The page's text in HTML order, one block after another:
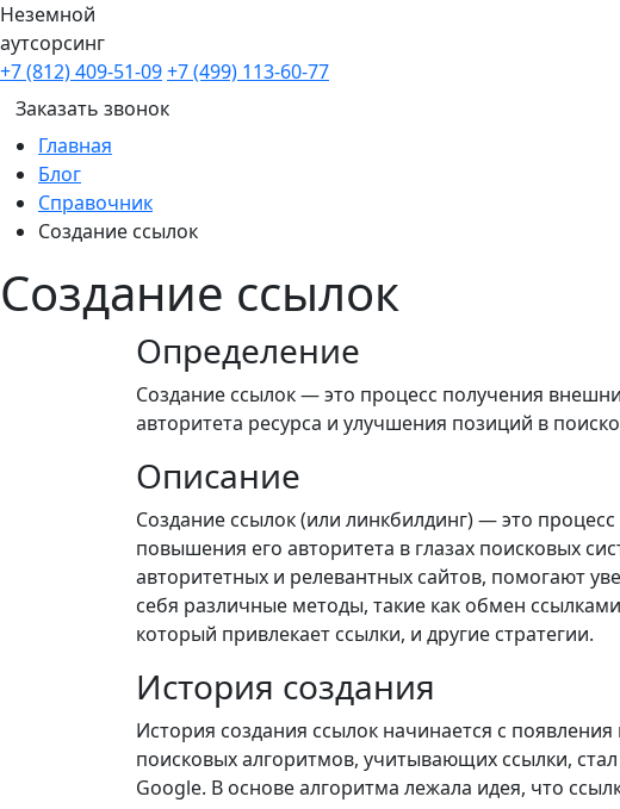
Неземной
аутсорсинг
+7 (812) 409-51-09+7 (499) 113-60-77
Заказать звонок
Главная
Блог
Справочник
Создание ссылок
Создание ссылок
Определение
Создание ссылок — это процесс получения
авторитета ресурса и улучшения позиций в
Описание
Создание ссылок (или линкбилдинг) — это
повышения его авторитета в глазах поисковых
авторитетных и релевантных сайтов, помогают
себя различные методы, такие как обмен
который привлекает ссылки, и другие стратегии.
История создания
История создания ссылок начинается с
поисковых алгоритмов, учитывающих ссылки,
Google. В основе алгоритма лежала идея, что